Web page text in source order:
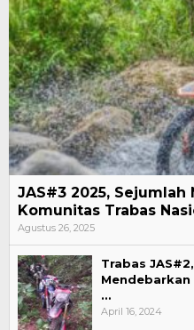
JAS#3 2025, Sejumlah
Komunitas Trabas
Agustus 26, 2025
Trabas
Mendebarkan
…
April 16, 2024